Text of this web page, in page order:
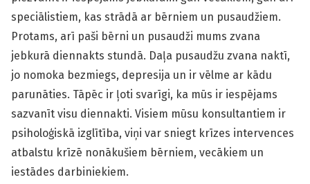
speciālistiem, kas strādā ar bērniem un pusaudžiem.
Protams, arī paši bērni un pusaudži mums zvana
jebkurā diennakts stundā. Daļa pusaudžu zvana naktī,
jo nomoka bezmiegs, depresija un ir vēlme ar kādu
parunāties. Tāpēc ir ļoti svarīgi, ka mūs ir iespējams
sazvanīt visu diennakti. Visiem mūsu konsultantiem ir
psiholoģiskā izglītība, viņi var sniegt krīzes intervences
atbalstu krīzē nonākušiem bērniem, vecākiem un
iestādes darbiniekiem.